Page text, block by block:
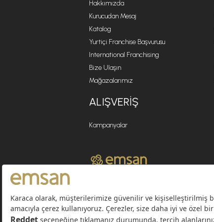
Hakkımızda
Kurucudan Mesaj
Katalog
Yurtiçi Franchise Başvurusu
International Franchising
Bize Ulaşın
Mağazalarımız
ALIŞVERIŞ
Kampanyalar